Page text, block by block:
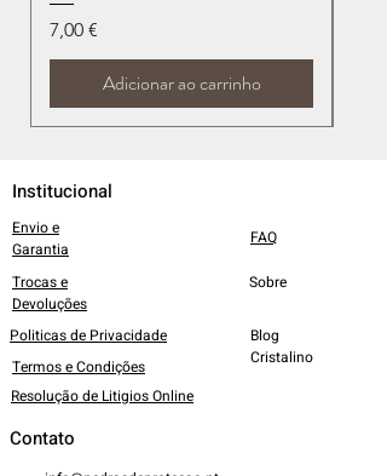
Preço
7,00 €
Adicionar ao carrinho
Institucional
Envio e
Garantia
FAQ
Trocas e
Devoluções
Sobre
Politicas de Privacidade
Termos e Condições
Blog
Cristalino
Resolução de Litigios Online
Contato